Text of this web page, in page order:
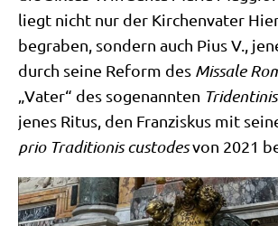
liegt nicht nur der Kir­chen­va­ter
begra­ben, son­dern auch Pius V.,
durch sei­ne Reform des Mis­sa­le
„Vater“ des soge­nann­ten
jenes Ritus, den Fran­zis­kus mit
prio Tra­di­tio­nis cus­to­desvon 2021